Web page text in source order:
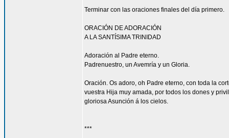
Terminar con las oraciones finales del día primero.
ORACIÓN DE ADORACIÓN
A LA SANTÍSIMA TRINIDAD
Adoración al Padre eterno.
Padrenuestro, un Avemría y un Gloria.
Oración. Os adoro, oh Padre eterno, con toda la
vuestra Hija muy amada, por todos los dones y
gloriosa Asunción á los cielos.
***